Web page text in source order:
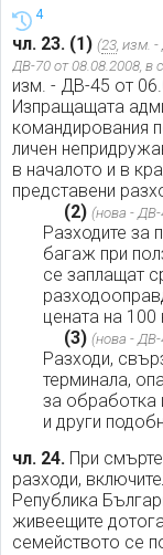
4
чл. 23. (1) (23, изм. -
ДВ-70 от 08.08.2008, в
изм. - ДВ-45 от
Изпращащата
командирования
личен
в началото и в
представени
(2) (нова - ДВ-
Разходите за
багаж при
се заплащат
цената на
(3) (нова - ДВ-
Разходи,
терминала,
за обработка
и други
чл. 24. При
разходи,
Република
живеещите
семейството се